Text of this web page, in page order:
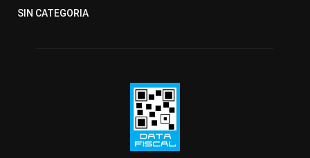
SIN CATEGORIA